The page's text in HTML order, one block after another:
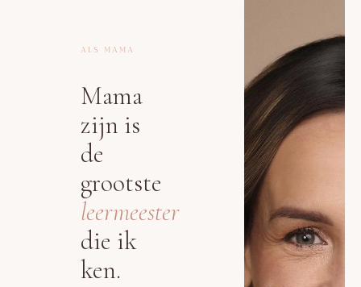
ALS MAMA
Mama
zijn is
de
grootste
leermeester
die ik
ken.